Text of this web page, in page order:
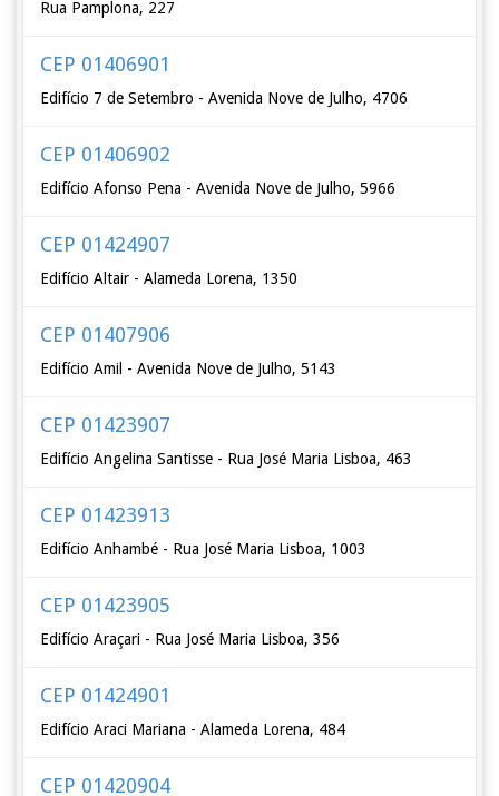
Rua Pamplona, 227
CEP 01406901
Edifício 7 de Setembro - Avenida Nove de Julho, 4706
CEP 01406902
Edifício Afonso Pena - Avenida Nove de Julho, 5966
CEP 01424907
Edifício Altair - Alameda Lorena, 1350
CEP 01407906
Edifício Amil - Avenida Nove de Julho, 5143
CEP 01423907
Edifício Angelina Santisse - Rua José Maria Lisboa, 463
CEP 01423913
Edifício Anhambé - Rua José Maria Lisboa, 1003
CEP 01423905
Edifício Araçari - Rua José Maria Lisboa, 356
CEP 01424901
Edifício Araci Mariana - Alameda Lorena, 484
CEP 01420904